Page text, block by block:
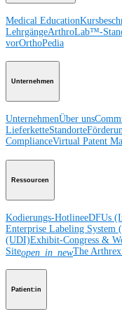
Medical Education
LehrgängeArthroLab™-
vorOrthoPedia
Unternehmen
UnternehmenÜber uns
LieferketteStandorte
ComplianceVirtual Patent
Ressourcen
Kodierungs-HotlineeDFUs
Enterprise Labeling System
(UDI)Exhibit-Congress &
Siteopen_in_newThe
Patient:in